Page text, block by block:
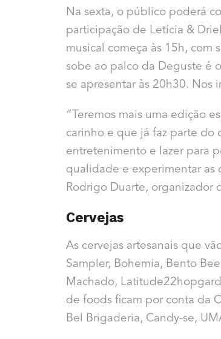
Na sexta, o público poderá
participação de Letícia &
musical começa às 15h, com
sobe ao palco da Deguste é
se apresentar às 20h30. Nos
“Teremos mais uma edição
carinho e que já faz parte do
entretenimento e lazer para
qualidade e experimentar as
Rodrigo Duarte, organizador
Cervejas
As cervejas artesanais que
Sampler, Bohemia, Bento
Machado,
de foods ficam por conta da
Bel Brigaderia, Candy-se,